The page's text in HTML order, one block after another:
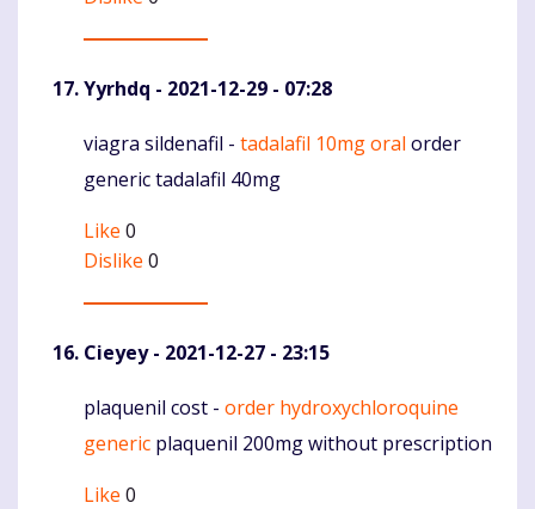
Yyrhdq - 2021-12-29 - 07:28
Komentaras
viagra sildenafil - tadalafil 10mg oral order
generic tadalafil 40mg
Like 0
Dislike 0
Cieyey- 2021-12-27 - 23:15
Komentaras
plaquenil cost - order hydroxychloroquine
generic plaquenil 200mg without prescription
Like 0